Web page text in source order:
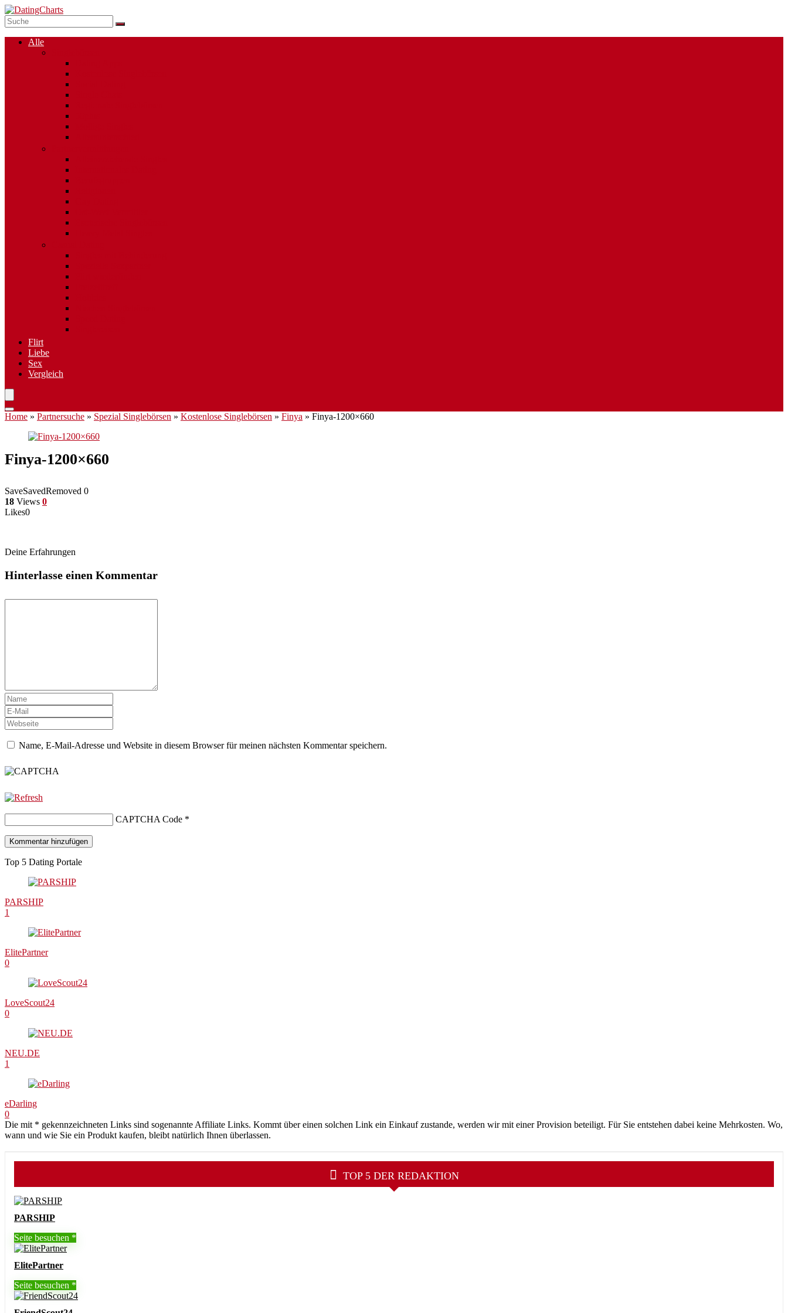
Alle
Flirt
Liebe
Sex
Vergleich
Home » Partnersuche » Spezial Singlebörsen » Kostenlose Singlebörsen » Finya » Finya-1200×660
Finya-1200×660
SaveSavedRemoved 0
18 Views 0
Likes0
Deine Erfahrungen
Hinterlasse einen Kommentar
Name, E-Mail-Adresse und Website in diesem Browser für meinen nächsten Kommentar speichern.
CAPTCHA Code *
Top 5 Dating Portale
PARSHIP
1
ElitePartner
0
LoveScout24
0
NEU.DE
1
eDarling
0
Die mit * gekennzeichneten Links sind sogenannte Affiliate Links. Kommt über einen solchen Link ein Einkauf zustande, werden wir mit einer Provision beteiligt. Für Sie entstehen dabei keine Mehrkosten. Wo,
wann und wie Sie ein Produkt kaufen, bleibt natürlich Ihnen überlassen.
TOP 5 DER REDAKTION
PARSHIP
Seite besuchen
ElitePartner
Seite besuchen